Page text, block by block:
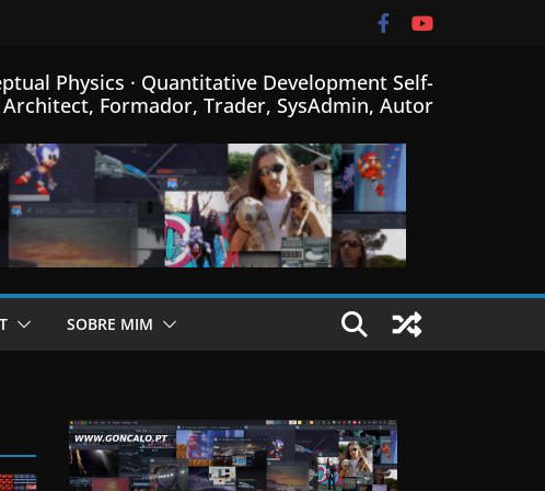
Physics · Quantitative Development Self-
Formador, Trader, SysAdmin, Autor
SOBRE MIM